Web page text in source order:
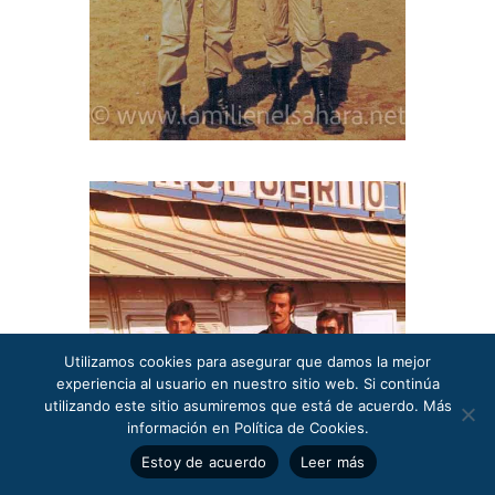
Utilizamos cookies para asegurar que damos la mejor
experiencia al usuario en nuestro sitio web. Si continúa
utilizando este sitio asumiremos que está de acuerdo. Más
información en Política de Cookies.
Estoy de acuerdo
Leer más